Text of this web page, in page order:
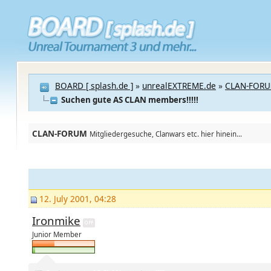
BOARD [ splash.de ] » unrealEXTREME.de » CLAN-
Suchen gute AS CLAN members!!!!!
CLAN-FORUM Mitgliedergesuche, Clanwars etc. hier hinein...
12. July 2001, 04:28
Ironmike
Junior Member